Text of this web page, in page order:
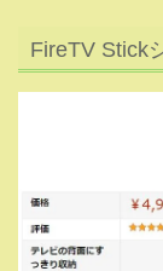
FireTV Stick